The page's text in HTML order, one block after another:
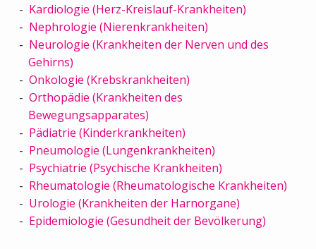
Kardiologie (Herz-Kreislauf-Krankheiten)
Nephrologie (Nierenkrankheiten)
Neurologie (Krankheiten der Nerven und des
Gehirns)
Onkologie (Krebskrankheiten)
Orthopädie (Krankheiten des
Bewegungsapparates)
Pädiatrie (Kinderkrankheiten)
Pneumologie (Lungenkrankheiten)
Psychiatrie (Psychische Krankheiten)
Rheumatologie (Rheumatologische Krankheiten)
Urologie (Krankheiten der Harnorgane)
Epidemiologie (Gesundheit der Bevölkerung)